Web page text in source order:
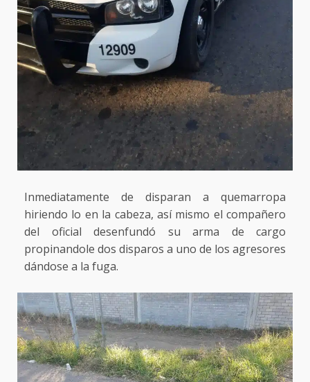
Inmediatamente de disparan a quemarropa
hiriendo lo en la cabeza, así mismo el compañero
del oficial desenfundó su arma de cargo
propinandole dos disparos a uno de los agresores
dándose a la fuga.